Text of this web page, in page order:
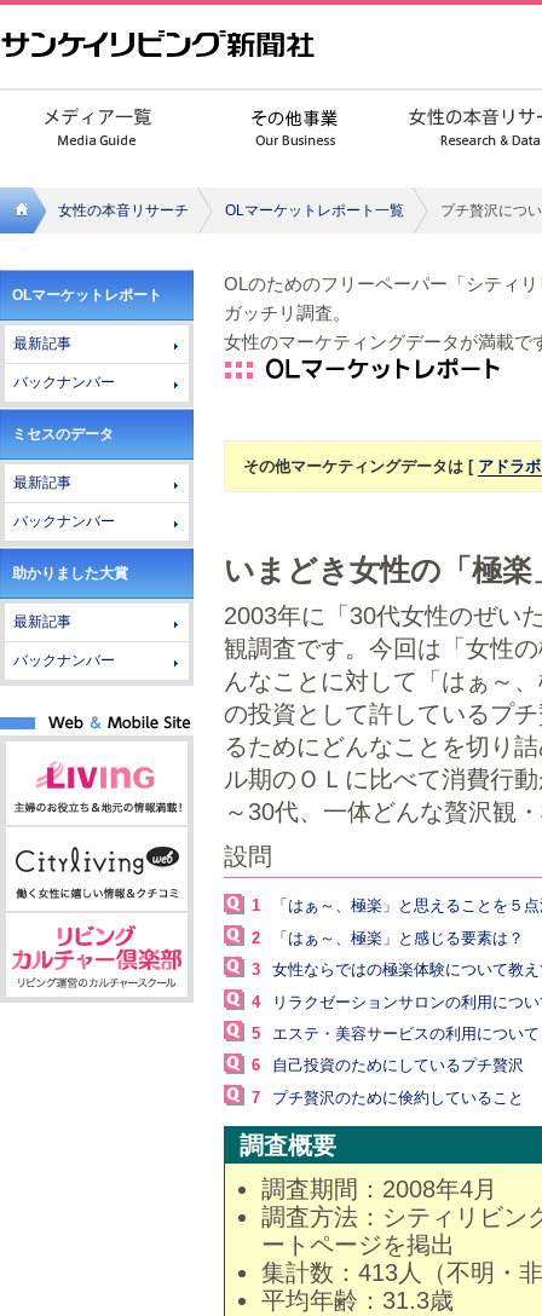
イリビ
ング新
女性の本音リサーチ OLマーケットレポート一覧 プチ贅沢につ
OLマーケットレポート
最新記事
バックナンバー
ミセスのデータ
最新記事
バックナンバー
助かりました大賞
最新記事
バックナンバー
OLのためのフリーペーパー「シティ
ガッチリ調査。
女性のマーケティングデータが満載で
その他マーケティングデータは [ アドラ
いまどき女性の「極
2003年に「30代女性のぜい
観調査です。今回は「女性
んなことに対して「はぁ～
の投資として許しているプ
るためにどんなことを切り
ル期のＯＬに比べて消費行
～30代、一体どんな贅沢観
設問
1
「はぁ～、極楽」と思えることを５
2
「はぁ～、極楽」と感じる要素は？
3
女性ならではの極楽体験について教
4
リラクゼーションサロンの利用につ
5
エステ・美容サービスの利用について
6
自己投資のためにしているプチ贅沢
7
プチ贅沢のために倹約していること
調査概要
調査期間：2008年4月
調査方法：シティリビン
ートページを掲出
集計数：413人（不明・
平均年齢：31.3歳